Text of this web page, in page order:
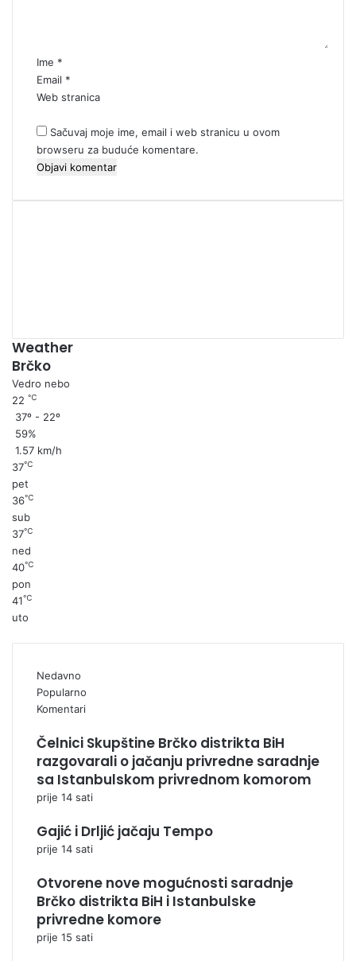
*Ime *
Email *
Web stranica
Sačuvaj moje ime, email i web stranicu u ovom
browseru za buduće komentare.
Weather
Brčko
Vedro nebo
22 ℃
37º - 22º
59%
1.57 km/h
37℃
pet
36℃
sub
37℃
ned
40℃
pon
41℃
uto
Nedavno
Popularno
Komentari
Čelnici Skupštine Brčko distrikta BiH
razgovarali o jačanju privredne saradnje
sa Istanbulskom privrednom komorom
prije 14 sati
Gajić i Drljić jačaju Tempo
prije 14 sati
Otvorene nove mogućnosti saradnje
Brčko distrikta BiH i Istanbulske
privredne komore
prije 15 sati